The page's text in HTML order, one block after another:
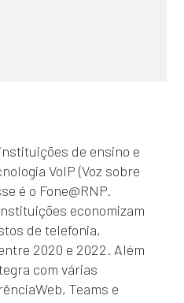
de ensino e
VoIP (Voz sobre
é o Fone@RNP.
economizam
de telefonia,
2020 e 2022. Além
com várias
Teams e